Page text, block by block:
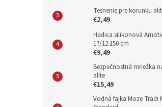
Tesnenie pre korunku
€2,49
Hadica silikonová
17/12 150 cm
€9,49
Bezpečnostná mriežka
alite
€15,49
Vodná fajka Moze Tradi